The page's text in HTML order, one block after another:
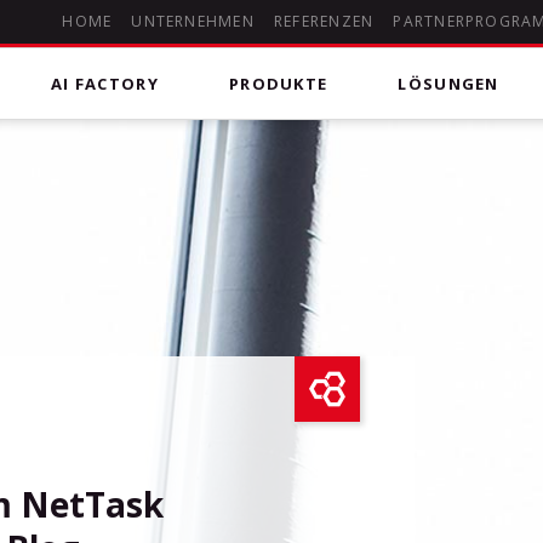
HOME UNTERNEHMEN REFERENZEN
AI FACTORY PRODUKTE
deHOSTED Skype for Business (Lync)
DSGVO-konforme Kommunikationslösung für Chats,
Audio- und Videokonferenzen, Onlinebesprechungen
mit Screensharing und Whiteboard sowie klassischer
Telefonie in das öffentliche Telefonnetz.
der Cloud. Unser Experten Team unterstützt Sie bei
Auswahl & Umsetzung. Setzen Sie auf allen Geräten
LÖSUNGEN
Anrufpläne für Microsoft
Microsoft 365
Managed Microsoft 365
NetTask